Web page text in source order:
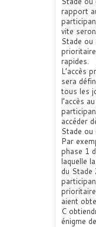
rapport
vite
Stade ou
rapides.
L’accès
sera
tous les
l’accès
accéder
Stade ou
Par
phase 1
laquelle
du Stade
aient
C
énigme